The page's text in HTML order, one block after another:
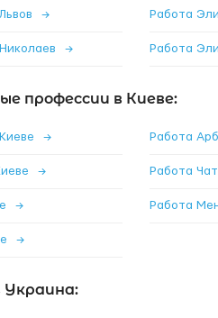
→ Работа
→ Работа
профессии в Киеве:
→ Работа
→ Работа
→ Работа
→